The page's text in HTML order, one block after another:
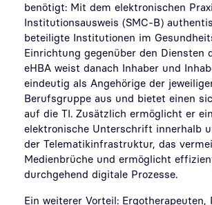
benötigt: Mit dem elektronischen
Institutionsausweis (SMC-B)
beteiligte Institutionen im
Einrichtung gegenüber den Diensten
eHBA weist danach Inhaber und
eindeutig als Angehörige der
Berufsgruppe aus und bietet einen
auf die TI. Zusätzlich ermöglicht er
elektronische Unterschrift innerhalb
der Telematikinfrastruktur, das
Medienbrüche und ermöglicht
durchgehend digitale Prozesse.
Ein weiterer Vorteil: Ergotherapeuten,